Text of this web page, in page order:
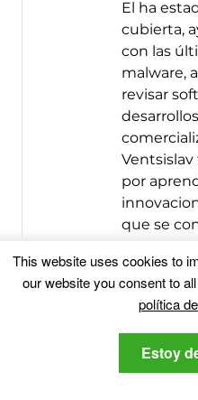
El ha
cubierta,
con las
malware,
revisar
por
que se
de
Value
de
encontró
dentro de
This website uses cookies to
our website you consent to
política
Estoy